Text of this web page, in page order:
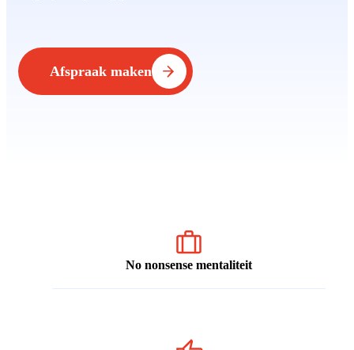
Afspraak maken
No nonsense mentaliteit